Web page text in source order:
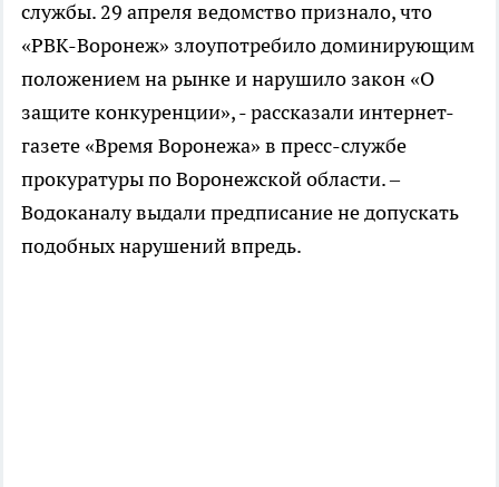
службы. 29 апреля ведомство признало, что
«РВК-Воронеж» злоупотребило доминирующим
положением на рынке и нарушило закон «О
защите конкуренции», - рассказали интернет-
газете «Время Воронежа» в пресс-службе
прокуратуры по Воронежской области. –
Водоканалу выдали предписание не допускать
подобных нарушений впредь.